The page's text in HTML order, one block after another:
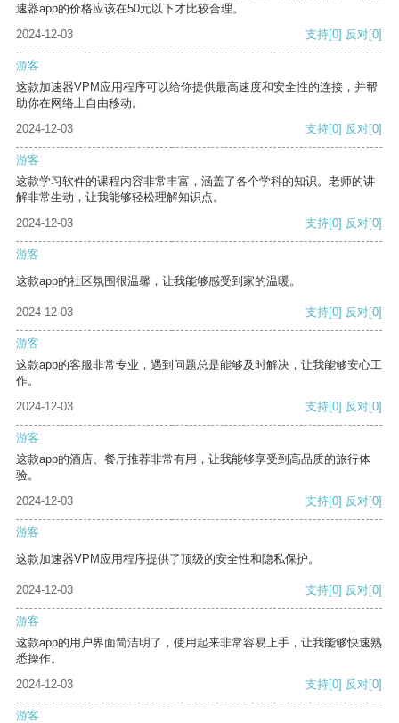
速器app的价格应该在50元以下才比较合理。
2024-12-03
支持[0] 反对[0]
游客
这款加速器VPM应用程序可以给你提供最高速度和安全性的连接，并帮
助你在网络上自由移动。
2024-12-03
支持[0] 反对[0]
游客
这款学习软件的课程内容非常丰富，涵盖了各个学科的知识。老师的讲
解非常生动，让我能够轻松理解知识点。
2024-12-03
支持[0] 反对[0]
游客
这款app的社区氛围很温馨，让我能够感受到家的温暖。
2024-12-03 支持[0] 反对[0]
游客
这款app的客服非常专业，遇到问题总是能够及时解决，让我能够安心工
作。
2024-12-03
支持[0] 反对[0]
游客
这款app的酒店、餐厅推荐非常有用，让我能够享受到高品质的旅行体
验。
2024-12-03
支持[0] 反对[0]
游客
这款加速器VPM应用程序提供了顶级的安全性和隐私保护。
2024-12-03 支持[0] 反对[0]
游客
这款app的用户界面简洁明了，使用起来非常容易上手，让我能够快速熟
悉操作。
2024-12-03
支持[0] 反对[0]
游客